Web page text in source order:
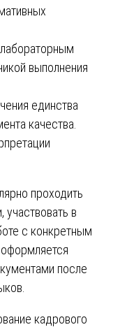
выполнения
единства
качества.
проходить
в
с конкретным
после
кадрового